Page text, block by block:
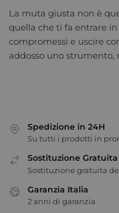
La muta giusta non è
quella che ti fa entrare
compromessi e uscire
addosso uno strumento,
Spedizione in 24H
Su tutti i prodotti in
Sostituzione Gratuita
Sostituzione gratuita
Garanzia Italia
2 anni di garanzia